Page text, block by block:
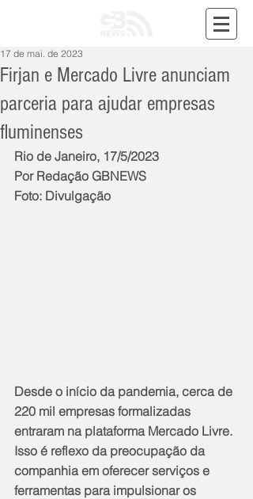
Firjan e Mercado Livre anunciam
parceria para ajudar empresas
fluminenses
17 de mai. de 2023
Rio de Janeiro, 17/5/2023
Por Redação GBNEWS
Foto: Divulgação
Desde o início da pandemia, cerca de
220 mil empresas formalizadas
entraram na plataforma Mercado Livre.
Isso é reflexo da preocupação da
companhia em oferecer serviços e
ferramentas para impulsionar os